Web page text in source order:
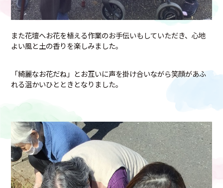
また花壇へお花を植える作業のお手伝いもしていただき、心地
よい風と土の香りを楽しみました。
「綺麗なお花だね」とお互いに声を掛け合いながら笑顔があふ
れる温かいひとときとなりました。